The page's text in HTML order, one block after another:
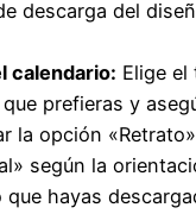
descarga del
calendario: Elige el
prefieras y
la opción
según la
que hayas